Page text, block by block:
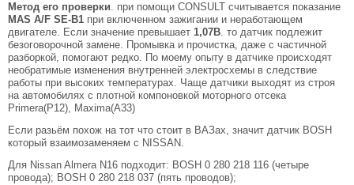
Метод его проверки. при помощи CONSULT считывается показание
MAS A/F SE-B1 при включенном зажигании и неработающем
двигателе. Если значение превышает 1,07В. то датчик подлежит
безоговорочной замене. Промывка и прочистка, даже с частичной
разборкой, помогают редко. По моему опыту в датчике происходят
необратимые изменения внутренней электросхемы в следствие
работы при высоких температурах. Чаще датчики выходят из строя
на автомобилях с плотной компоновкой моторного отсека
Primera(P12), Maxima(A33)
Если разьём похож на тот что стоит в ВАЗах, значит датчик BOSH
который взаимозаменяем с NISSAN.
Для Nissan Almera N16 подходит: BOSH 0 280 218 116 (четыре
провода); BOSH 0 280 218 037 (пять проводов);